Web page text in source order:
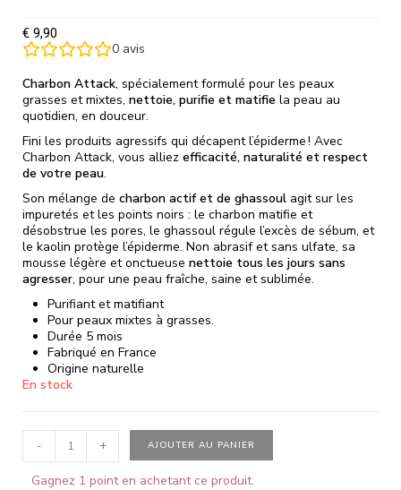
€ 9,90
0 avis
Charbon Attack, spécialement formulé pour les peaux
grasses et mixtes, nettoie, purifie et matifie la peau au
quotidien, en douceur.
Fini les produits agressifs qui décapent l’épiderme ! Avec
Charbon Attack, vous alliez efficacité, naturalité et respect
de votre peau.
Son mélange de charbon actif et de ghassoul agit sur les
impuretés et les points noirs : le charbon matifie et
désobstrue les pores, le ghassoul régule l’excès de sébum, et
le kaolin protège l’épiderme. Non abrasif et sans ulfate, sa
mousse légère et onctueuse nettoie tous les jours sans
agresser, pour une peau fraîche, saine et sublimée.
Purifiant et matifiant
Pour peaux mixtes à grasses.
Durée 5 mois
Fabriqué en France
Origine naturelle
En stock
- + AJOUTER AU PANIER
Gagnez 1 point en achetant ce produit.